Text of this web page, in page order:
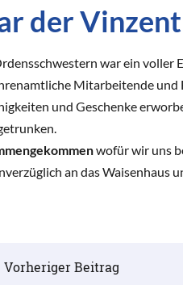
der
war ein voller
Mitarbeitende und
und Geschenke
wofür wir uns
an das Waisenhaus
Vorheriger Beitrag